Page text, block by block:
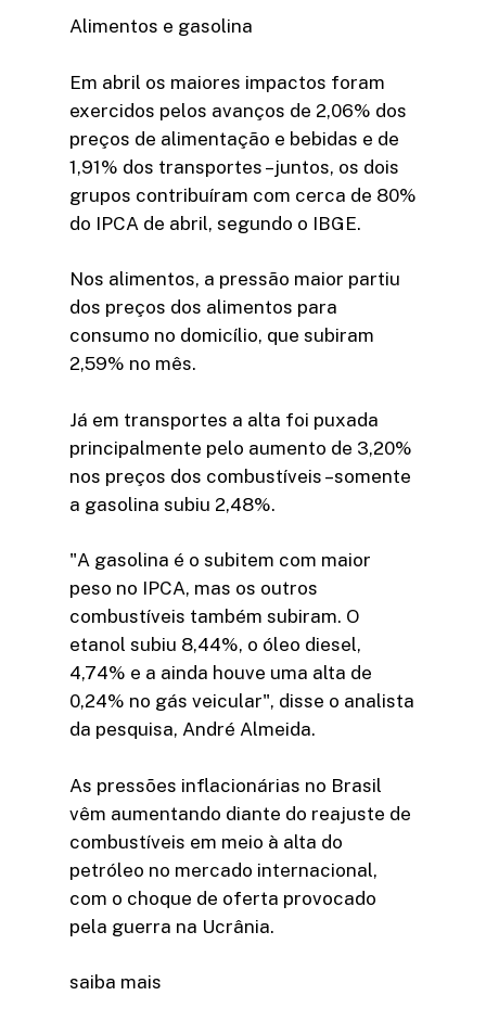
Alimentos e gasolina
Em abril os maiores impactos foram
exercidos pelos avanços de 2,06% dos
preços de alimentação e bebidas e de
1,91% dos transportes –juntos, os dois
grupos contribuíram com cerca de 80%
do IPCA de abril, segundo o IBGE.
Nos alimentos, a pressão maior partiu
dos preços dos alimentos para
consumo no domicílio, que subiram
2,59% no mês.
Já em transportes a alta foi puxada
principalmente pelo aumento de 3,20%
nos preços dos combustíveis –somente
a gasolina subiu 2,48%.
"A gasolina é o subitem com maior
peso no IPCA, mas os outros
combustíveis também subiram. O
etanol subiu 8,44%, o óleo diesel,
4,74% e a ainda houve uma alta de
0,24% no gás veicular", disse o analista
da pesquisa, André Almeida.
As pressões inflacionárias no Brasil
vêm aumentando diante do reajuste de
combustíveis em meio à alta do
petróleo no mercado internacional,
com o choque de oferta provocado
pela guerra na Ucrânia.
saiba mais